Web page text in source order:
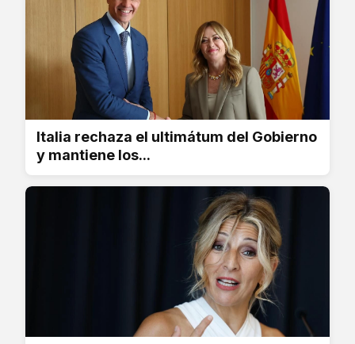
Italia rechaza el ultimátum del Gobierno
y mantiene los...